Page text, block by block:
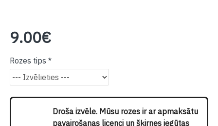
9.00€
Rozes tips
Droša izvēle. Mūsu rozes ir ar apmaksātu
pavairošanas licenci un šķirnes iegūtas